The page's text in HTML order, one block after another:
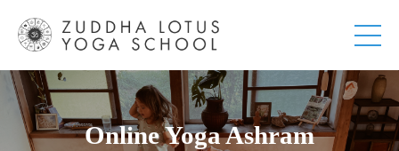
Online Yoga Ashram